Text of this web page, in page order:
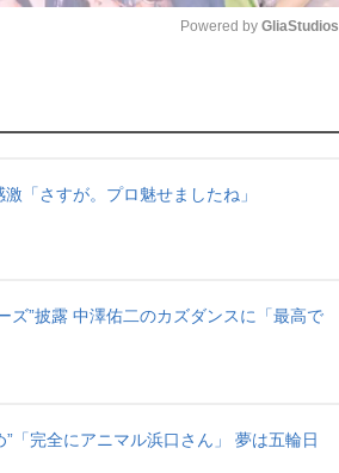
u
e
Powered by GliaStudios
「さすが。プロ魅せましたね」
ズ”披露 中澤佑二のカズダンスに「最高で
「完全にアニマル浜口さん」 夢は五輪日